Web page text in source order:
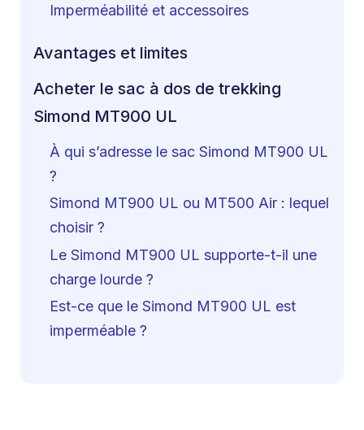
Imperméabilité et accessoires
Avantages et limites
Acheter le sac à dos de trekking
Simond MT900 UL
À qui s’adresse le sac Simond MT900 UL
?
Simond MT900 UL ou MT500 Air : lequel
choisir ?
Le Simond MT900 UL supporte-t-il une
charge lourde ?
Est-ce que le Simond MT900 UL est
imperméable ?